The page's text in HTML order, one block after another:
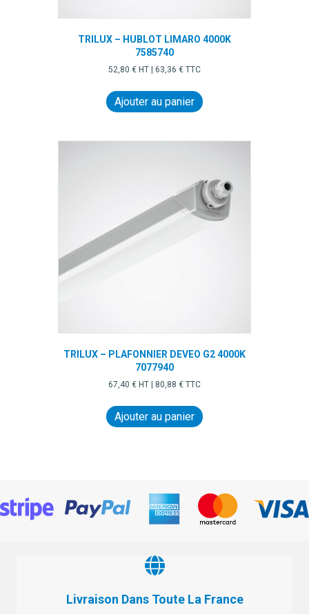
TRILUX – HUBLOT LIMARO 4000K
7585740
52,80 € HT | 63,36 € TTC
Ajouter au panier
TRILUX – PLAFONNIER DEVEO G2 4000K
7077940
67,40 € HT | 80,88 € TTC
Ajouter au panier
Livraison Dans Toute La France